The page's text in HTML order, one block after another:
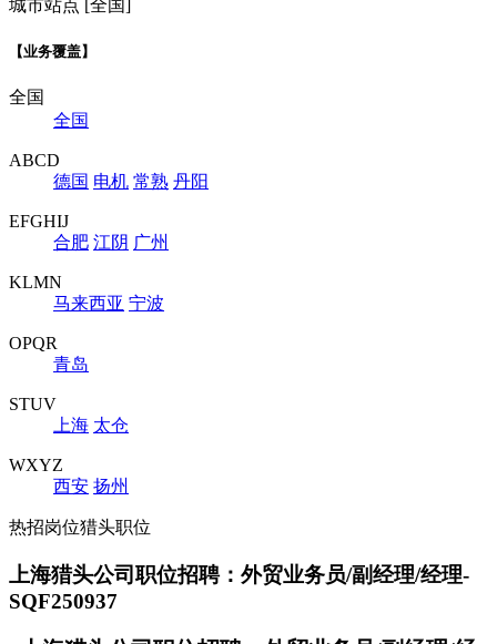
城市站点 [全国]
【业务覆盖】
全国
全国
ABCD
德国 电机 常熟 丹阳
EFGHIJ
合肥 江阴 广州
KLMN
马来西亚 宁波
OPQR
青岛
STUV
上海 太仓
WXYZ
西安 扬州
热招岗位猎头职位
​上海猎头公司职位招聘：外贸业务员/副经理/经理-
SQF250937